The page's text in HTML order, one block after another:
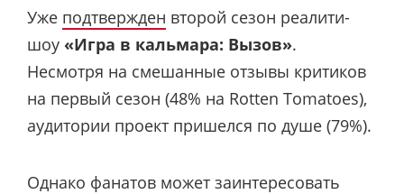
Уже подтвержден второй сезон реалити-
шоу «Игра в кальмара: Вызов».
Несмотря на смешанные отзывы критиков
на первый сезон (48% на Rotten Tomatoes),
аудитории проект пришелся по душе (79%).
Однако фанатов может заинтересовать